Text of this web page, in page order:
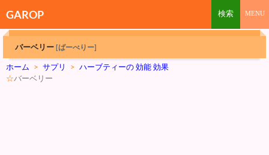
GAROP
バーベリー [ばーべりー]
ホーム > サプリ > ハーブティーの 効能 効果
☆バーベリー